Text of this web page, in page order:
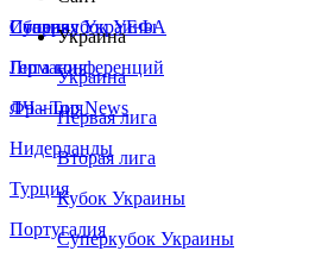
Сборная Украины
Италия
Германия
Франция
Нидерланды
Турция
Португалия
Суперкубок УЕФА
Лига конференций
ЛЧ - Top News
Украина
Украина
Первая лига
Вторая лига
Кубок Украины
Суперкубок Украины